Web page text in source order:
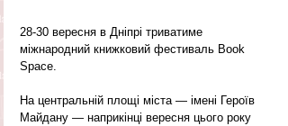
28-30 вересня в Дніпрі триватиме
міжнародний книжковий фестиваль Book
Space.
На центральній площі міста — імені Героїв
Майдану — наприкінці вересня цього року